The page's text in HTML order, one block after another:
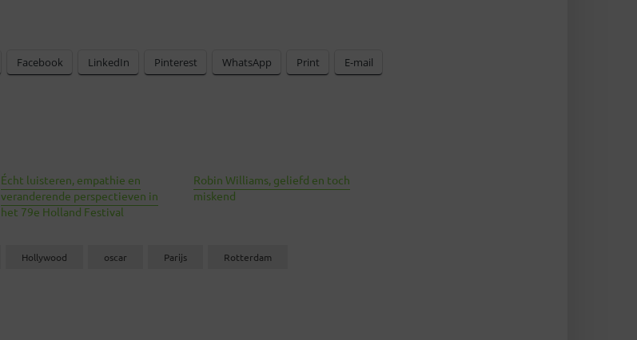
Facebook LinkedIn Pinterest WhatsApp Print E-mail
Écht luisteren, empathie en
veranderende perspectieven in
het 79e Holland Festival
Robin Williams, geliefd en toch
miskend
Hollywood oscar Parijs Rotterdam